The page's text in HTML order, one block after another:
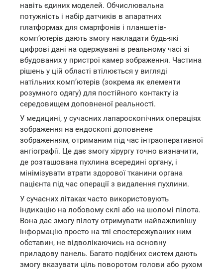
навіть єдиних моделей. Обчислювальна
потужність і набір датчиків в апаратних
платформах для смартфонів і планшетів-
комп’ютерів дають змогу накладати будь-які
цифрові дані на одержувані в реальному часі зі
вбудованих у пристрої камер зображення. Частина
рішень у цій області втілюється у вигляді
натільних комп’ютерів (зокрема як елементи
розумного одягу) для постійного контакту із
середовищем доповненої реальності.
У медицині, у сучасних лапароскопічних операціях
зображення на ендоскопі доповнене
зображенням, отриманим під час інтраоперативної
ангіографії. Це дає змогу хірургу точно визначити,
де розташована пухлина всередині органу, і
мінімізувати втрати здорової тканини органа
пацієнта під час операції з видалення пухлини.
У сучасних літаках часто використовують
індикацію на лобовому склі або на шоломі пілота.
Вона дає змогу пілоту отримувати найважливішу
інформацію просто на тлі спостережуваних ним
обставин, не відволікаючись на основну
приладову панель. Багато подібних систем дають
змогу вказувати ціль поворотом голови або рухом